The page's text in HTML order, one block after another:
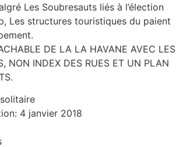
Les Soubresauts liés à l’élection
Les structures touristiques du paient
DE LA LA HAVANE AVEC LES
NON INDEX DES RUES ET UN PLAN
4 janvier 2018